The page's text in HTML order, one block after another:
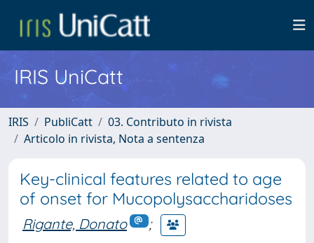
IRIS UniCatt
IRIS PubliCatt
03. Contributo in rivista
Articolo in rivista, Nota a sentenza
Key-clinical features related to age
of onset for Mucopolysaccharidoses
Rigante, Donato
;